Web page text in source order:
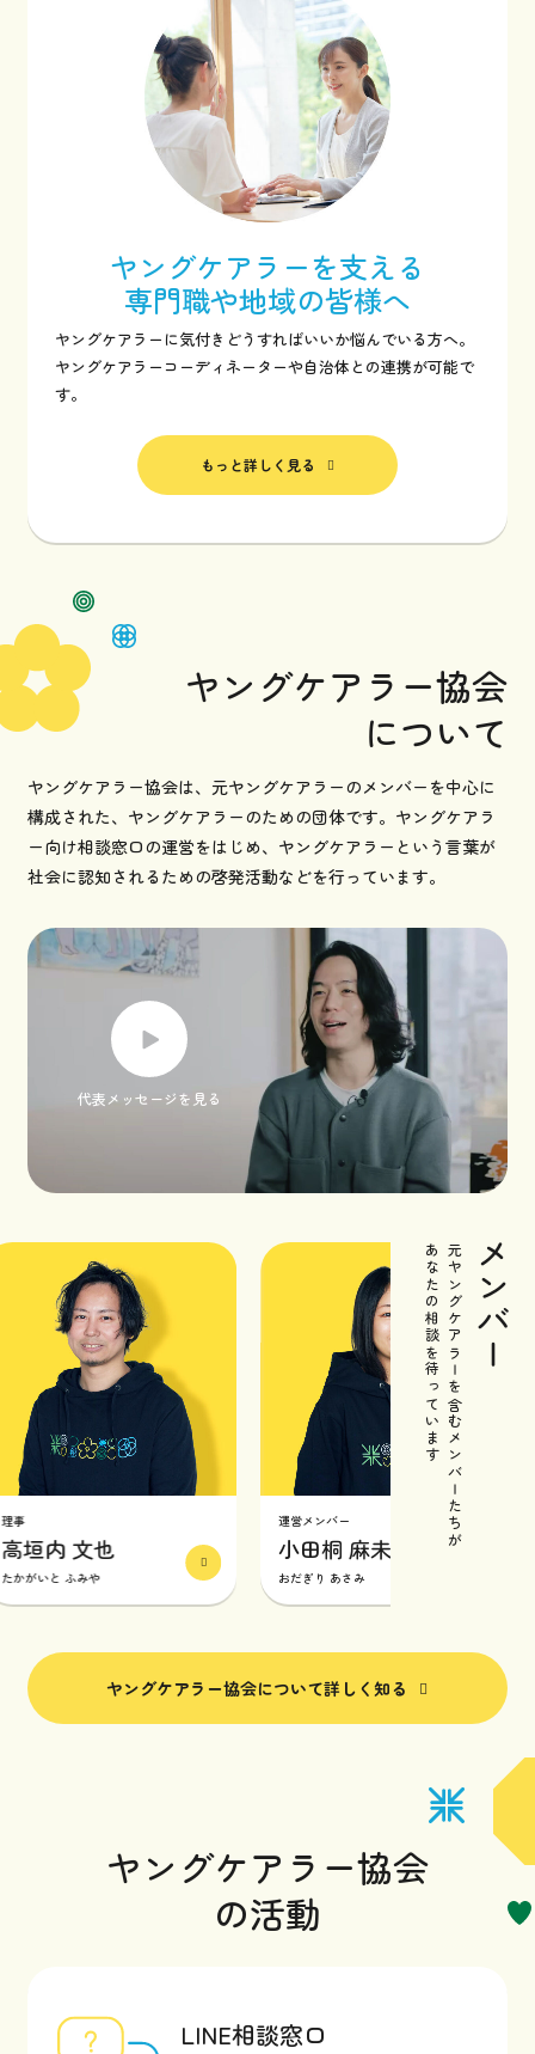
ヤングケアラーを支える
専門職や地域の皆様へ
ヤングケアラーに気付きどうすればいいか悩んでいる方へ。
ヤングケアラーコーディネーターや自治体との連携が可能で
す。
もっと詳しく見る
ヤングケアラー協会
について
ヤングケアラー協会は、元ヤングケアラーのメンバーを中心に
構成された、ヤングケアラーのための団体です。ヤングケアラ
ー向け相談窓口の運営をはじめ、ヤングケアラーという言葉が
社会に認知されるための啓発活動などを行っています。
代表メッセージを見る
メンバー
元ヤングケアラーを含むメンバーたちが
あなたの相談を待っています
内 文也
いと ふみや
運営メンバー
小田桐 麻未
おだぎり あさみ
ヤングケアラー協会について詳しく知る
ヤングケアラー協会
の活動
LINE相談窓口